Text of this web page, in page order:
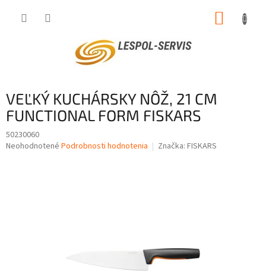
VEĽKÝ KUCHÁRSKY NÔŽ, 21 CM
FUNCTIONAL FORM FISKARS
50230060
Priemerné
Neohodnotené Podrobnosti hodnotenia Značka: FISKARS